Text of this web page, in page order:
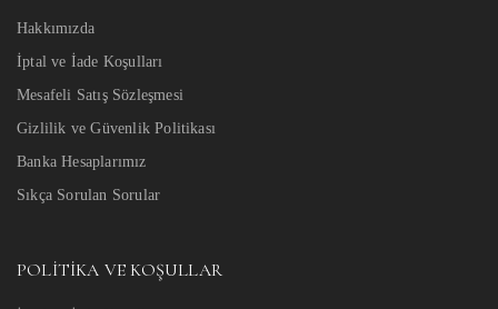
Hakkımızda
İptal ve İade Koşulları
Mesafeli Satış Sözleşmesi
Gizlilik ve Güvenlik Politikası
Banka Hesaplarımız
Sıkça Sorulan Sorular
POLITIKA VE KOŞULLAR